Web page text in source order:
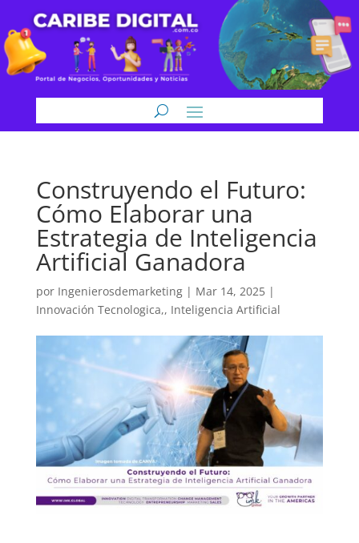
Construyendo el Futuro:
Cómo Elaborar una
Estrategia de Inteligencia
Artificial Ganadora
por Ingenierosdemarketing| Mar 14, 2025|
Innovación Tecnologica,, Inteligencia Artificial